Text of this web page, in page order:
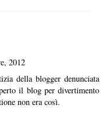
2012
della blogger denunciata
il blog per divertimento
non era così.